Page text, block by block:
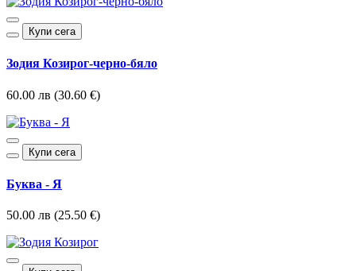
Купи сега
Зодия Козирог-черно-бяло
60.00 лв (30.60 €)
Купи сега
Буква - Я
50.00 лв (25.50 €)